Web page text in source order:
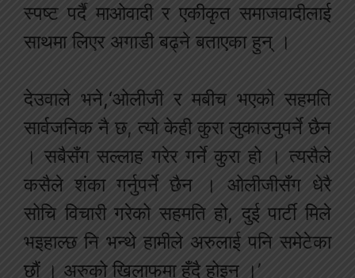
स्पष्ट पर्दै माओवादी र एकीकृत समाजवादीलाई
साथमा लिएर अगाडी बढ्ने बताएका हुन् ।
देउवाले भने,‘ओलीजी र मबीच भएको सहमति
सार्वजनिक नै छ, त्यो केही कुरा लुकाउनुपर्ने छैन
। सबैसँग सल्लाह गरेर गर्ने कुरा हो । त्यसैले
कसैले शंका गर्नुपर्ने छैन । ओलीजीसँग धेरै
सोचि विचारी गरेको सहमति हो, दुई पार्टी मिले
भइहाल्छ नि भन्थे हामीले अरुलाई पनि समेटेका
छौं । अरुको खिलाफमा हुँदै होइन ।’